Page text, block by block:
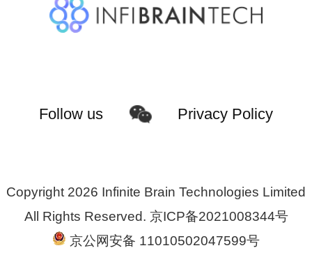
Follow us Privacy Policy
Copyright 2026 Infinite Brain Technologies Limited
All Rights Reserved. 京ICP备2021008344号
京公网安备 11010502047599号